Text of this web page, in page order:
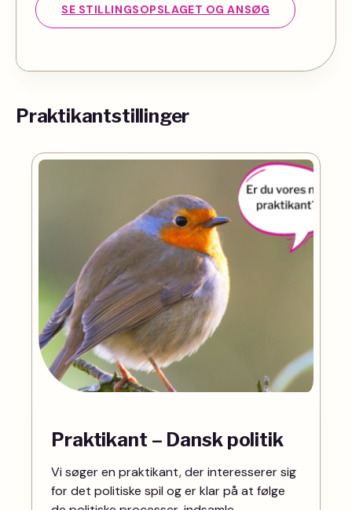
SE STILLINGSOPSLAGET OG ANSØG
Praktikantstillinger
Praktikant – Dansk politik
Vi søger en praktikant, der interesserer sig
for det politiske spil og er klar på at følge